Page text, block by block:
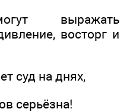
выражать
восторг и
суд на днях,
серьёзна!